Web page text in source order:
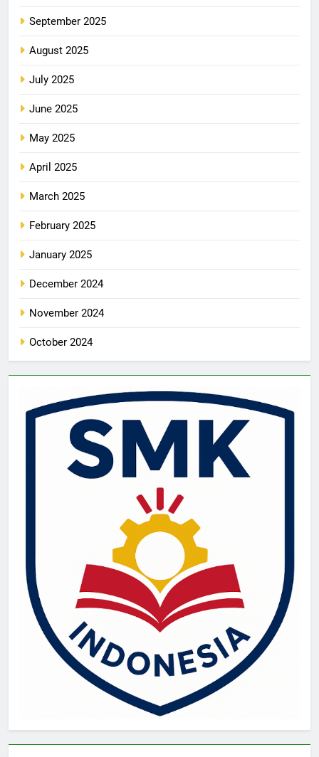
September 2025
August 2025
July 2025
June 2025
May 2025
April 2025
March 2025
February 2025
January 2025
December 2024
November 2024
October 2024